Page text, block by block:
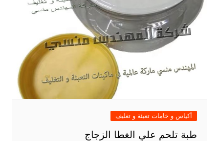
أكياس و خامات تعبئة و تغليف
طبة تلحم علي الغطا الزجاج